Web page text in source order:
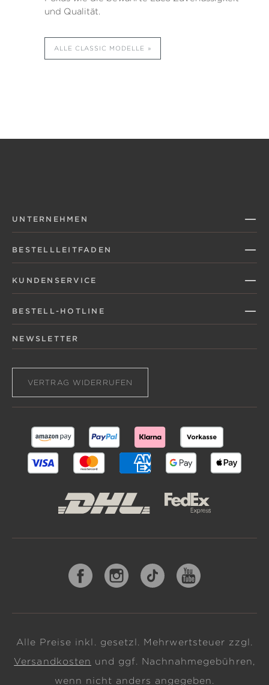
und Qualität.
ALLE CLASSIC MODELLE
UNTERNEHMEN
BESTELLLEITFADEN
KUNDENSERVICE
BESTELL-HOTLINE
NEWSLETTER
VERTRAG WIDERRUFEN
Alle Preise inkl. gesetzl. Mehrwertsteuer zzgl.
Versandkosten und ggf. Nachnahmegebühren,
wenn nicht anders angegeben.